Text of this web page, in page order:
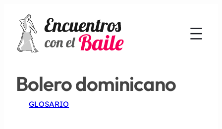
Bolero dominicano
GLOSARIO